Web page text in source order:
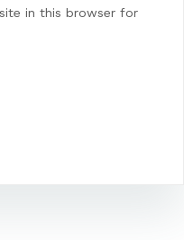
in this browser for